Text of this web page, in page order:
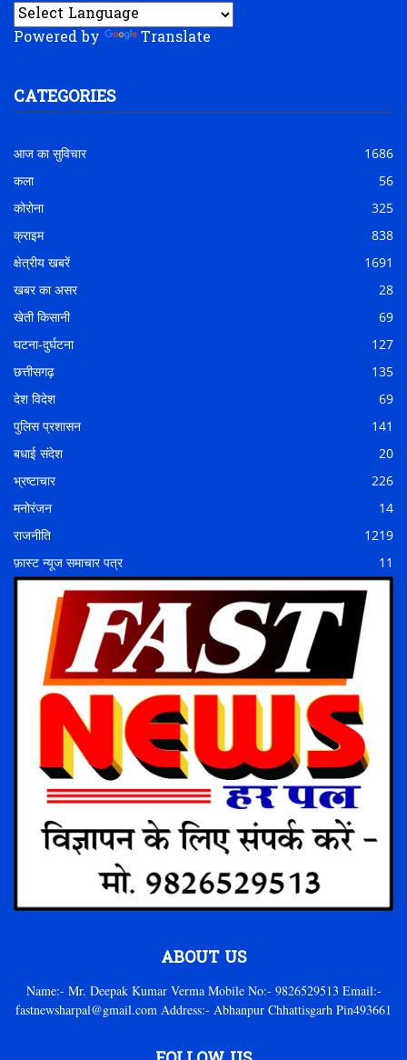
Powered by Translate
CATEGORIES
आज का सुविचार
1686
कला
56
कोरोना
325
क्राइम
838
क्षेत्रीय खबरें
1691
खबर का असर
28
खेती किसानी
69
घटना-दुर्घटना
127
छत्तीसगढ़
135
देश विदेश
69
पुलिस प्रशासन
141
बधाई संदेश
20
भ्रष्टाचार
226
मनोरंजन
14
राजनीति
1219
फ़ास्ट न्यूज समाचार पत्र
11
ABOUT US
Name:- Mr. Deepak Kumar Verma Mobile No:- 9826529513 Email:-
fastnewsharpal@gmail.com Address:- Abhanpur Chhattisgarh Pin493661